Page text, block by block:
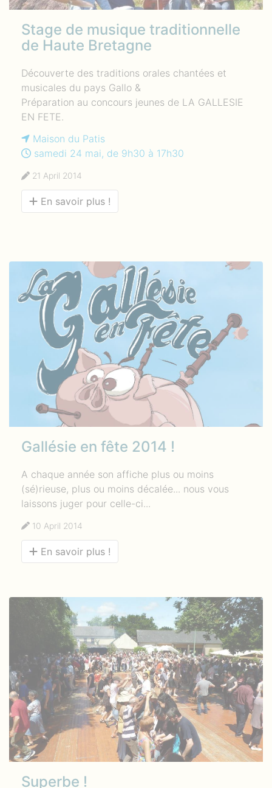
Stage de musique traditionnelle
de Haute Bretagne
Découverte des traditions orales chantées et
musicales du pays Gallo &
Préparation au concours jeunes de LA GALLESIE
EN FETE.
Maison du Patis
samedi 24 mai, de 9h30 à 17h30
21 April 2014
En savoir plus !
Gallésie en fête 2014 !
A chaque année son affiche plus ou moins
(sé)rieuse, plus ou moins décalée... nous vous
laissons juger pour celle-ci...
10 April 2014
En savoir plus !
Superbe !